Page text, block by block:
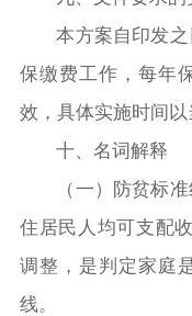
本方案自印发
保缴费工作，每年
效，具体实施时间以
十、名词解释
（一）
防贫标
住居民人均可支配
调整，是判定家庭
线。